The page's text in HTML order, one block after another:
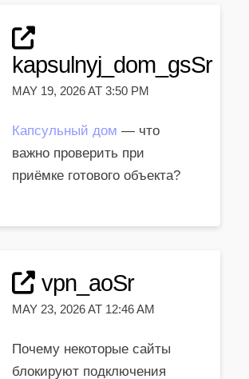
kapsulnyj_dom_gsSr
MAY 19, 2026 AT 3:50 PM
Капсульный дом — что
важно проверить при
приёмке готового объекта?
vpn_aoSr
MAY 23, 2026 AT 12:46 AM
Почему некоторые сайты
блокируют подключения